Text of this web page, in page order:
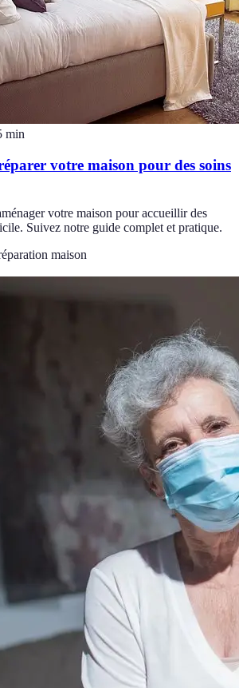
min
votre maison pour des soins
votre maison pour accueillir des
Suivez notre guide complet et pratique.
maison